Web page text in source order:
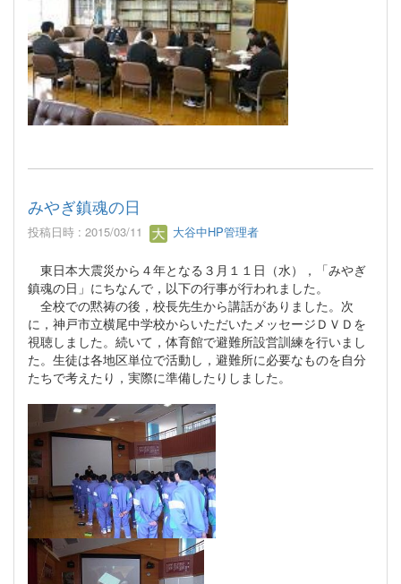
みやぎ鎮魂の日
投稿日時 : 2015/03/11 大谷中HP管理者
東日本大震災から４年となる３月１１日（水），「みやぎ
鎮魂の日」にちなんで，以下の行事が行われました。
全校での黙祷の後，校長先生から講話がありました。次
に，神戸市立横尾中学校からいただいたメッセージＤＶＤを
視聴しました。続いて，体育館で避難所設営訓練を行いまし
た。生徒は各地区単位で活動し，避難所に必要なものを自分
たちで考えたり，実際に準備したりしました。